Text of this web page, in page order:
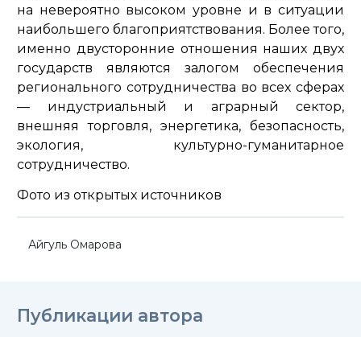
на невероятно высоком уровне и в ситуации
наибольшего благоприятствования. Более того,
именно двусторонние отношения наших двух
государств являются залогом обеспечения
регионального сотрудничества во всех сферах
— индустриальный и аграрный сектор,
внешняя торговля, энергетика, безопасность,
экология, культурно-гуманитарное
сотрудничество.
Фото из открытых источников
Айгуль Омарова
Публикации автора